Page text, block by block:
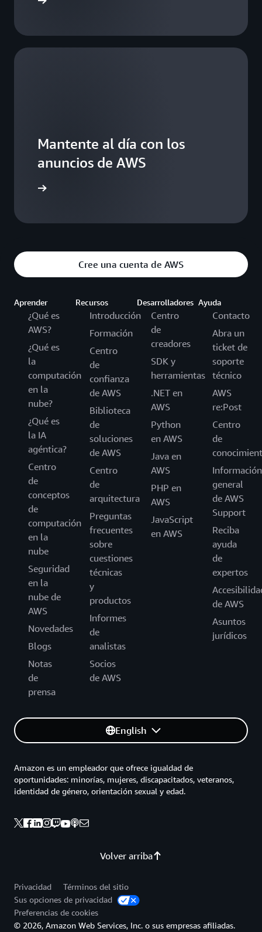
Mantente al día con los
anuncios de AWS
Cree una cuenta de AWS
Aprender
¿Qué es
AWS?
¿Qué es
la
computación
en la
nube?
¿Qué es
la IA
agéntica?
Centro
de
conceptos
de
computación
en la
nube
Seguridad
en la
nube de
AWS
Novedades
Blogs
Notas
de
prensa
Recursos
Introducción
Formación
Centro
de
confianza
de AWS
Biblioteca
de
soluciones
de AWS
Centro
de
arquitectura
Preguntas
frecuentes
sobre
cuestiones
técnicas
y
productos
Informes
de
analistas
Socios
de AWS
Desarrolladores
Centro
de
creadores
SDK y
herramientas
.NET en
AWS
Python
en AWS
Java en
AWS
PHP en
AWS
JavaScript
en AWS
Ayuda
Contacto
Abra un
ticket de
soporte
técnico
AWS
re:Post
Centro
de
Información
general
de AWS
Support
Reciba
ayuda
de
expertos
de AWS
Asuntos
jurídicos
English
Volver arriba
Amazon es un empleador que ofrece igualdad de
oportunidades: minorías, mujeres, discapacitados, veteranos,
identidad de género, orientación sexual y edad.
Privacidad
Términos del sitio
Sus opciones de privacidad
Preferencias de cookies
© 2026, Amazon Web Services, Inc. o sus empresas afiliadas.